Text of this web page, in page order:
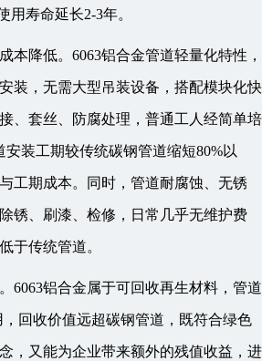
用寿命延长2-3年。
本降低。6063铝合金管道轻量化特性，
装，无需大型吊装设备，搭配模块化快
、套丝、防腐处理，普通工人经简单培
安装工期较传统碳钢管道缩短80%以
工期成本。同时，管道耐腐蚀、无锈
锈、刷漆、检修，日常几乎无维护费
于传统管道。
6063铝合金属于可回收再生材料，管道
回收价值远超碳钢管道，既符合绿色
，又能为企业带来额外的残值收益，进